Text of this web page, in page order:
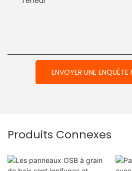
ENVOYER UNE
Produits Connexes